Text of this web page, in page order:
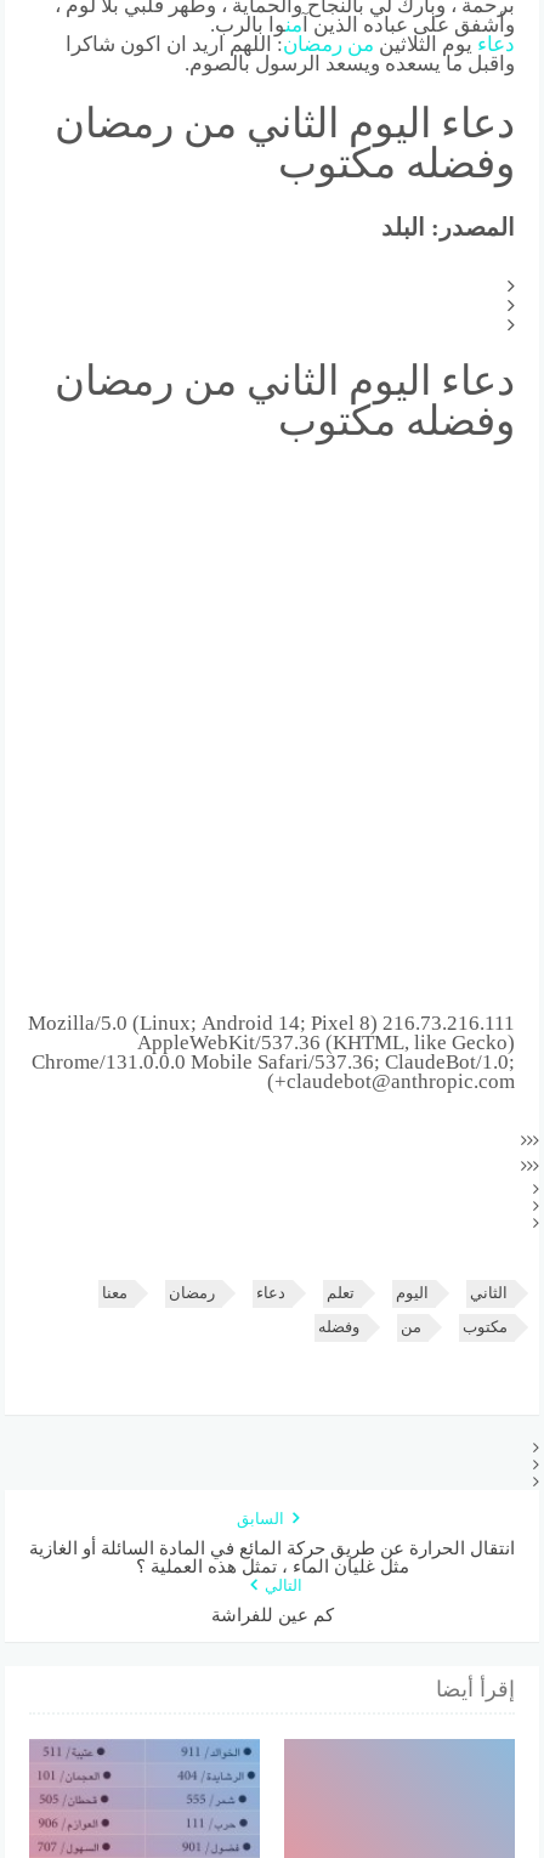
برحمة ، وبارك لي بالنجاح والحماية ، وطهر قلبي بلا لوم ،
وأشفق على عباده الذين آ منوا بالرب.
دعاء يوم الثلاثين من رمضان: اللهم اريد ان اكون شاكرا
واقبل ما يسعده ويسعد الرسول بالصوم.
دعاء اليوم الثاني من رمضان
وفضله مكتوب
المصدر: البلد
دعاء اليوم الثاني من رمضان
وفضله مكتوب
216.73.216.111 Mozilla/5.0 (Linux; Android 14; Pixel 8)
AppleWebKit/537.36 (KHTML, like Gecko)
Chrome/131.0.0.0 Mobile Safari/537.36; ClaudeBot/1.0;
+claudebot@anthropic.com)
الثاني اليوم تعلم دعاء رمضان معنا
مكتوب من وفضله
السابق
انتقال الحرارة عن طريق حركة المائع في المادة السائلة أو الغازية
مثل غليان الماء ، تمثل هذه العملية ؟
التالي
كم عين للفراشة
إقرأ أيضا